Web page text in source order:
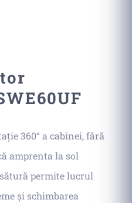
360° a cabinei, fără
amprenta la sol
permite lucrul
și schimbarea